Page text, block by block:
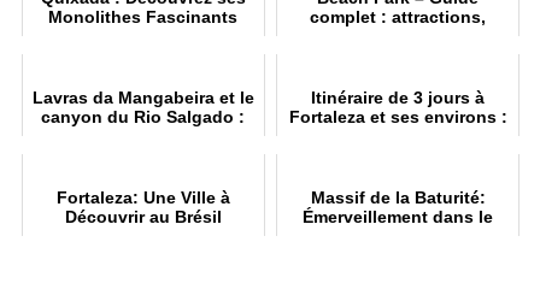
Monolithes Fascinants
complet : attractions,
Lavras da Mangabeira et le
canyon du Rio Salgado :
Itinéraire de 3 jours à
Fortaleza et ses environs :
Fortaleza: Une Ville à
Découvrir au Brésil
Massif de la Baturité:
Émerveillement dans le